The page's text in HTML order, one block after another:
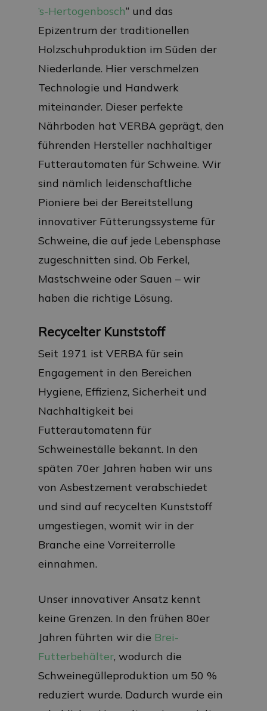
’s-Hertogenbosch“ und das
Epizentrum der traditionellen
Holzschuhproduktion im Süden der
Niederlande. Hier verschmelzen
Technologie und Handwerk
miteinander. Dieser perfekte
Nährboden hat VERBA geprägt, den
führenden Hersteller nachhaltiger
Futterautomaten für Schweine. Wir
sind nämlich leidenschaftliche
Pioniere bei der Bereitstellung
innovativer Fütterungssysteme für
Schweine, die auf jede Lebensphase
zugeschnitten sind. Ob Ferkel,
Mastschweine oder Sauen – wir
haben die richtige Lösung.
Recycelter Kunststoff
Seit 1971 ist VERBA für sein
Engagement in den Bereichen
Hygiene, Effizienz, Sicherheit und
Nachhaltigkeit bei
Futterautomatenn für
Schweineställe bekannt. In den
späten 70er Jahren haben wir uns
von Asbestzement verabschiedet
und sind auf recycelten Kunststoff
umgestiegen, womit wir in der
Branche eine Vorreiterrolle
einnahmen.
Unser innovativer Ansatz kennt
keine Grenzen. In den frühen 80er
Jahren führten wir die Brei-
Futterbehälter, wodurch die
Schweinegülleproduktion um 50 %
reduziert wurde. Dadurch wurde ein